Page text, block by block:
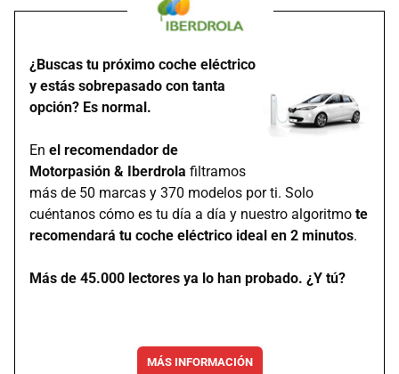
¿Buscas tu próximo coche eléctrico
y estás sobrepasado con tanta
opción? Es normal.
En el recomendador de
Motorpasión & Iberdrola filtramos
más de 50 marcas y 370 modelos por ti. Solo
cuéntanos cómo es tu día a día y nuestro algoritmo te
recomendará tu coche eléctrico ideal en 2 minutos.
Más de 45.000 lectores ya lo han probado. ¿Y tú?
MÁS INFORMACIÓN